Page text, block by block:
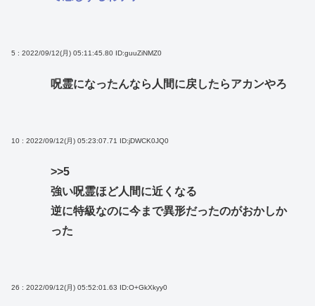
5 : 2022/09/12(月) 05:11:45.80 ID:guuZiNMZ0
呪霊になったんなら人間に戻したらアカンやろ
10 : 2022/09/12(月) 05:23:07.71 ID:jDWCK0JQ0
>>5
強い呪霊ほど人間に近くなる
逆に特級なのに今まで異形だったのがおかしか
った
26 : 2022/09/12(月) 05:52:01.63 ID:O+GkXkyy0